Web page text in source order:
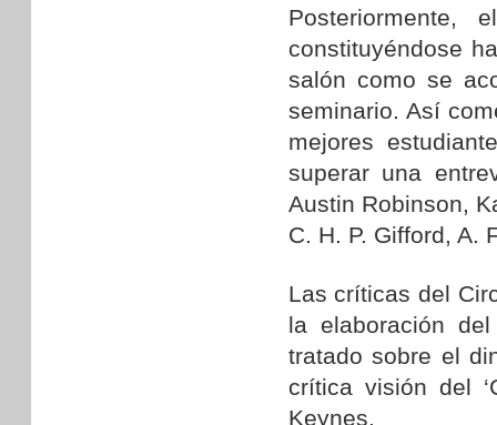
constituyéndose
salón como se
seminario. Así
mejores
superar una
Austin Robinson,
C. H. P. Gifford, A.
Las críticas del
la elaboración
tratado sobre el
crítica visión del
Keynes.